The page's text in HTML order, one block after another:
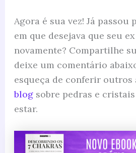
Agora é sua vez! Já passou
em que desejava que seu
novamente? Compartilhe
deixe um comentário
esqueça de conferir outros
blogsobre pedras e
estar.